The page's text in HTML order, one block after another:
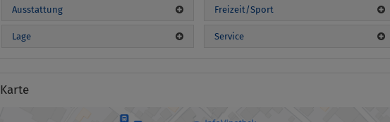
Ausstattung Freizeit/Sport
Lage Service
Karte